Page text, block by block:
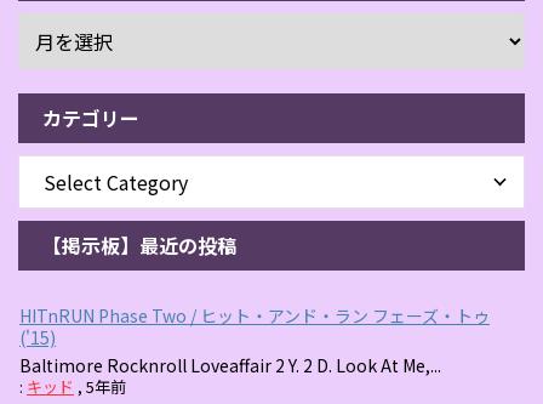
カテゴリー
【掲示板】最近の投稿
HITnRUN Phase Two / ヒット・アンド・ラン フェーズ・トゥ
('15)
Baltimore Rocknroll Loveaffair 2 Y. 2 D. Look At Me,...
: キッド , 5年前